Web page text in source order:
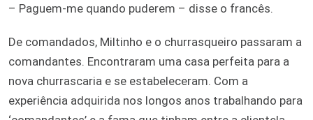
– Paguem-me quando puderem – disse o francês.
De comandados, Miltinho e o churrasqueiro passaram a
comandantes. Encontraram uma casa perfeita para a
nova churrascaria e se estabeleceram. Com a
experiência adquirida nos longos anos trabalhando para